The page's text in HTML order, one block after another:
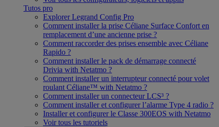
Tutos pro
Explorer Legrand Config Pro
Comment installer la prise Céliane Surface Confort en
remplacement d’une ancienne prise ?
Comment raccorder des prises ensemble avec Céliane
Rapido ?
Comment installer le pack de démarrage connecté
Drivia with Netatmo ?
Comment installer un interrupteur connecté pour volet
roulant Céliane™ with Netatmo ?
Comment installer un connecteur LCS³ ?
Comment installer et configurer l’alarme Type 4 radio ?
Installer et configurer le Classe 300EOS with Netatmo
Voir tous les tutoriels